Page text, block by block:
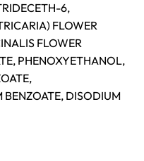
6,
FLOWER
FLOWER
PHENOXYETHANOL,
BENZOATE, DISODIUM